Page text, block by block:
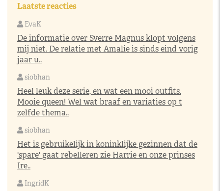
Laatste reacties
EvaK
De informatie over Sverre Magnus klopt volgens
mij niet. De relatie met Amalie is sinds eind vorig
jaar u..
siobhan
Heel leuk deze serie, en wat een mooi outfits.
Mooie queen! Wel wat braaf en variaties op t
zelfde thema..
siobhan
Het is gebruikelijk in koninklijke gezinnen dat de
'spare' gaat rebelleren zie Harrie en onze prinses
Ire..
IngridK